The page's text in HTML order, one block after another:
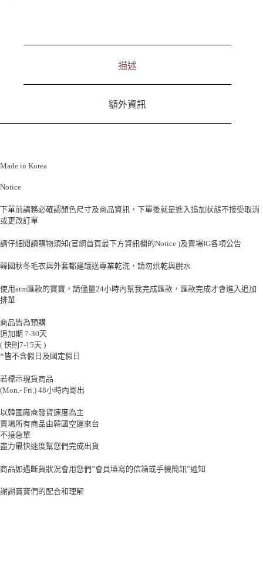
描述
額外資訊
Made in Korea
Notice
下單前請務必確認顏色尺寸及商品資訊，下單後就是進入追加狀態不接受取消
或更改訂單
請仔細閱讀購物須知(官網首頁最下方資訊欄的Notice )及賣場IG各項公告
韓國秋冬毛衣與外套都建議送專業乾洗，請勿烘乾與脫水
使用atm匯款的寶寶，請儘量24小時內幫我完成匯款，匯款完成才會進入追加
排單
商品皆為預購
追加期 7-30天
( 快則7-15天 )
*皆不含假日及國定假日
若標示現貨商品
(Mon.- Fri.) 48小時內寄出
以韓國廠商發貨速度為主
賣場所有商品由韓國空運來台
不接急單
盡力最快速度幫您們完成出貨
商品如遇斷貨狀況會用您們”會員填寫的信箱或手機簡訊”通知
謝謝寶寶們的配合和理解